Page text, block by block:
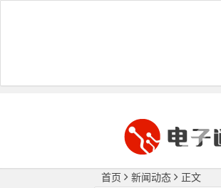
首页 新闻动态 正文